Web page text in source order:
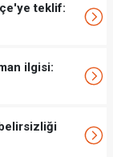
teklif:
ilgisi: